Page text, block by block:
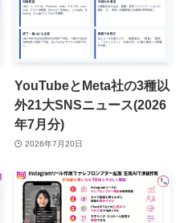
YouTubeとMeta社の3種以
外21大SNSニュース(2026
年7月分)
2026年7月20日